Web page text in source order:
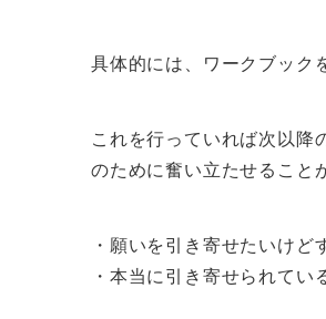
具体的には、ワークブック
これを行っていれば次以降
のために奮い立たせること
・願いを引き寄せたいけど
・本当に引き寄せられてい